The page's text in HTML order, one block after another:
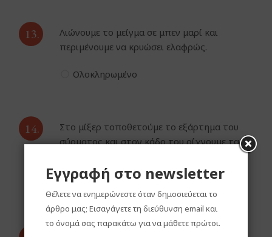
13.
Λιώνουμε το μείγμα σε μπεν μαρί και
περιμένουμε να κρυώσει ελαφρώς.
Ολοκληρωμένο
14.
Στο μίξερ τοποθετούμε το εξάρτημα του
σύρματος και στον κάδο του ρίχνουμε τα
Ολοκληρωμένο
Εγγραφή στο newsletter
Θέλετε να ενημερώνεστε όταν δημοσιεύεται το
άρθρο μας; Εισαγάγετε τη διεύθυνση email και
το όνομά σας παρακάτω για να μάθετε πρώτοι.